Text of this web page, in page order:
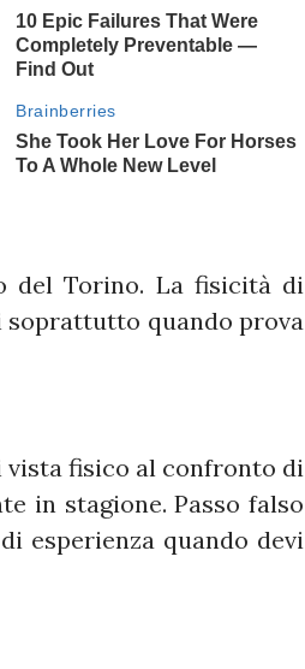
del Torino. La fisicità di
quando prova
fisico al confronto di
in stagione. Passo falso
esperienza quando devi